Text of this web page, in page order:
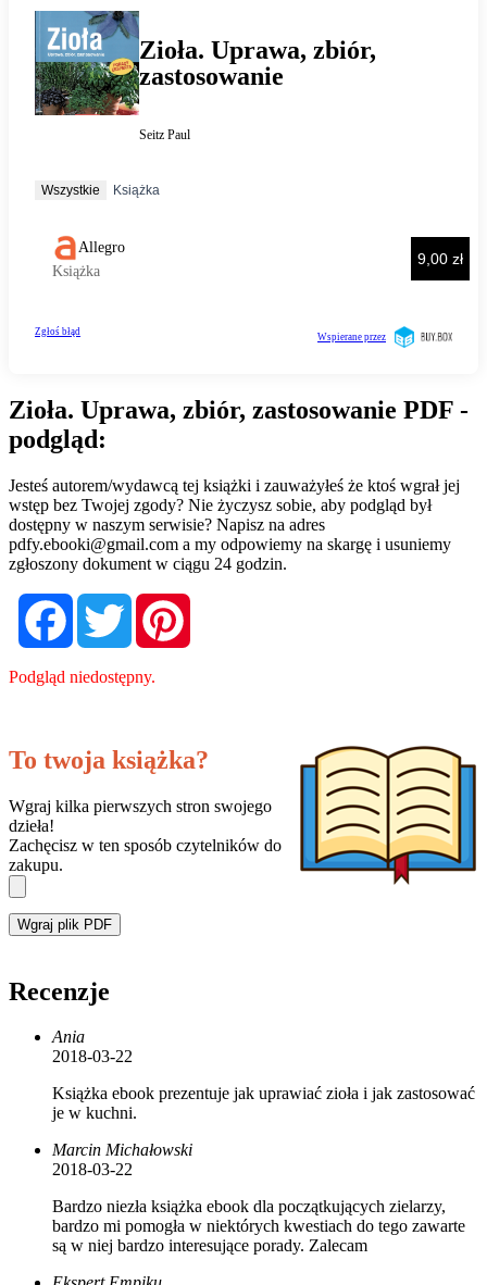
Zioła. Uprawa, zbiór, zastosowanie PDF -
podgląd:
Jesteś autorem/wydawcą tej książki i zauważyłeś że ktoś wgrał jej
wstęp bez Twojej zgody? Nie życzysz sobie, aby podgląd był
dostępny w naszym serwisie? Napisz na adres
pdfy.ebooki@gmail.com a my odpowiemy na skargę i usuniemy
zgłoszony dokument w ciągu 24 godzin.
FacebookTwitter
Podgląd niedostępny.
To twoja książka?
Wgraj kilka pierwszych stron swojego
dzieła!
Zachęcisz w ten sposób czytelników do
zakupu.
Wgraj plik PDF
Recenzje
Ania
2018-03-22
Książka ebook prezentuje jak uprawiać zioła i jak zastosować
je w kuchni.
Marcin Michałowski
2018-03-22
Bardzo niezła książka ebook dla początkujących zielarzy,
bardzo mi pomogła w niektórych kwestiach do tego zawarte
są w niej bardzo interesujące porady. Zalecam